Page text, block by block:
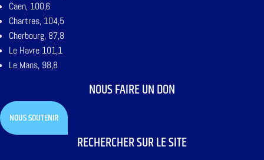
Caen, 100,6
Chartres, 104,5
Cherbourg, 87,8
Le Havre 101,1
Le Mans, 98,8
NOUS FAIRE UN DON
NOUS SOUTENIR
RECHERCHER SUR LE SITE